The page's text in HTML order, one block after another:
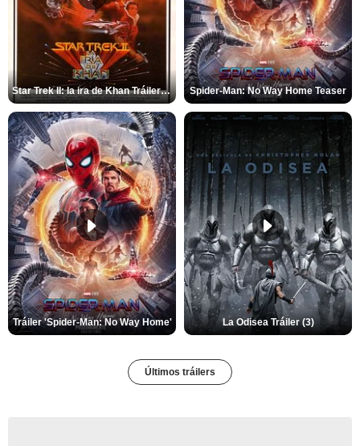
Star Trek II: la ira de Khan Tráiler VO Spider-Man: No Way Home Teaser
Tráiler 'Spider-Man: No Way Home' La Odisea Tráiler (3)
Últimos tráilers